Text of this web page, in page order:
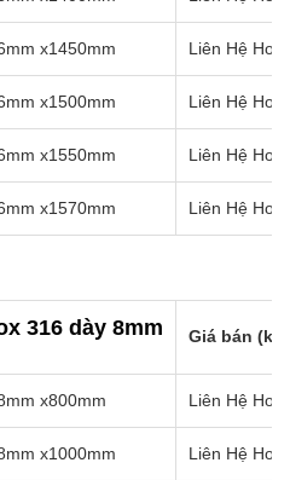
x1450mm Liên Hệ
x1500mm Liên Hệ
x1550mm Liên Hệ
x1570mm Liên Hệ
316 dày 8mm Giá bán (kg)
x800mm Liên Hệ
x1000mm Liên Hệ